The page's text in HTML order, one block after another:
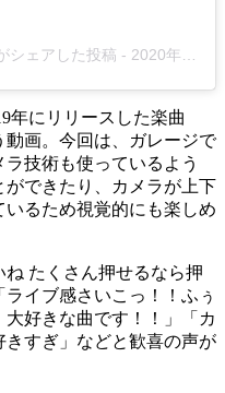
シェアした投稿 - 2020年 5月月31日午前4時31分PDT
年にリリースした楽曲
動画。今回は、ガレージで
技術も使っているよう
できたり、カメラが上下
るため視覚的にも楽しめ
たくさん押せるなら押
イブ感さいこっ！！ふぅ
好きな曲です！！」「カ
すぎ」などと歓喜の声が